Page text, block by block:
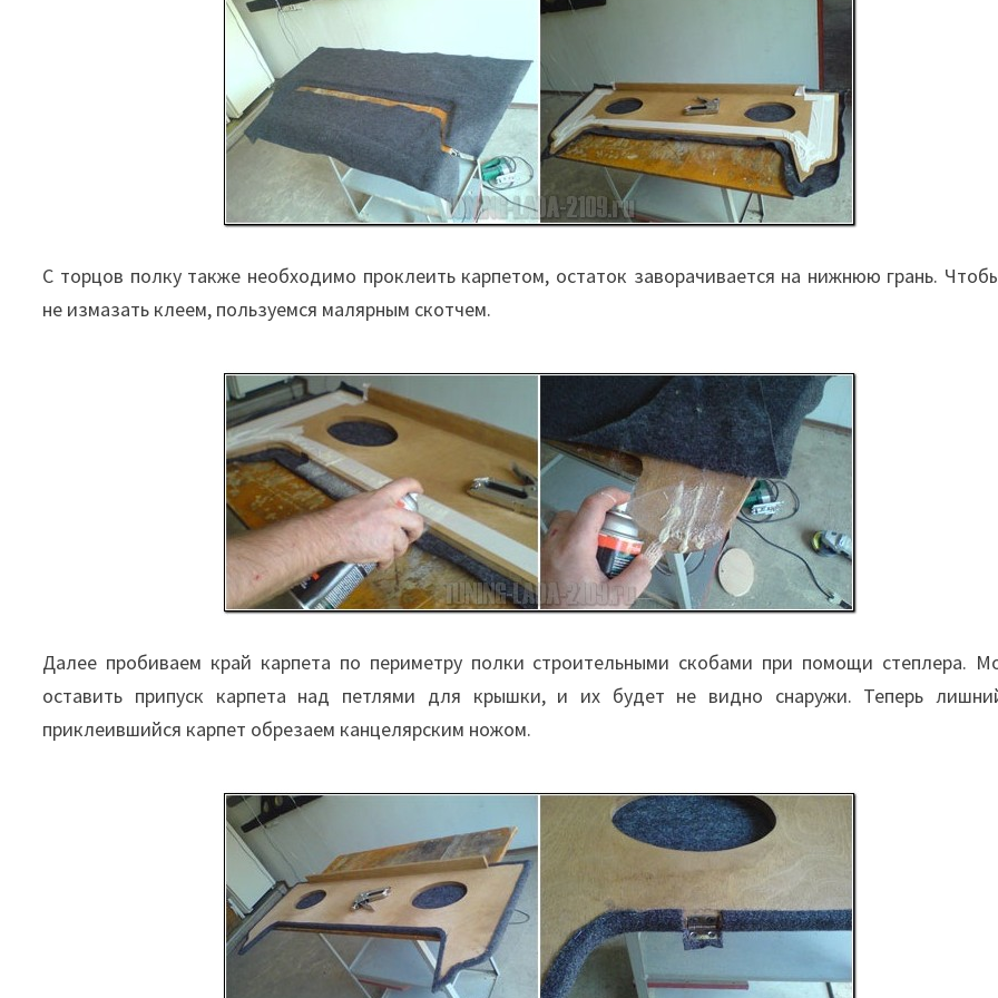
С торцов полку также необходимо проклеить карпетом, остаток заворачивается на нижнюю грань.
не измазать клеем, пользуемся малярным скотчем.
Далее пробиваем край карпета по периметру полки строительными скобами при помощи степлера.
оставить припуск карпета над петлями для крышки, и их будет не видно снаружи. Теперь
приклеившийся карпет обрезаем канцелярским ножом.